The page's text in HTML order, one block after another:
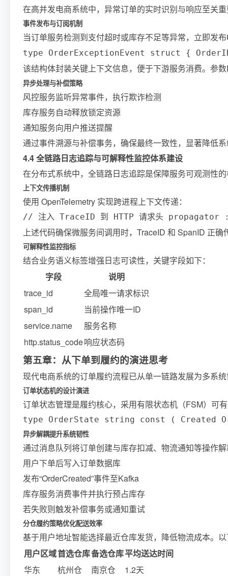
在高并发电商系统中，异常订单的实时识别与响应至关
事件发布与订阅机制
当订单服务检测到支付超时或库存不足等异常，立即发布
type OrderExceptionEvent struct {
该结构体封装关键上下文信息，便于下游服务消费。参数
异步处理与补偿策略
风控服务监听异常事件，执行欺诈检测
库存服务自动释放锁定资源
通知服务向用户推送提醒
通过事件溯源与补偿事务，确保最终一致性，显著降低
4.4 全链路日志追踪与可解释性监控体系建设
在分布式系统中，全链路日志追踪是保障服务可观测性
上下文传播机制
使用 OpenTelemetry 实现跨进程上下文传递：
// 注入 TraceID 到 HTTP 请求头
上述代码确保微服务间调用时，TraceID 和 SpanID 正
可解释性监控指标
结合业务语义标签增强日志可读性，关键字段如下：
字段
说明
trace_id
全局唯一请求标识
span_id
当前操作唯一ID
service.name
服务名称
http.status_code响应状态码
第五章：从下单到履约的演进思考
现代电商系统的订单履约流程已从单一链路发展为多系
订单状态机的设计演进
订单状态管理是履约核心，采用有限状态机（FSM）可
type OrderState string const ( Created
异步解耦提升系统韧性
通过消息队列将订单创建与库存扣减、物流通知等操作
用户下单后写入订单数据库
发布“OrderCreated”事件至Kafka
库存服务消费事件并执行预占库存
若失败则触发补偿事务或通知重试
分仓履约策略优化配送效率
基于用户地址智能选择最近仓库发货，降低物流成本。
用户区域首选仓库备选仓库平均送达时间
华东
杭州仓 南京仓
1.2天